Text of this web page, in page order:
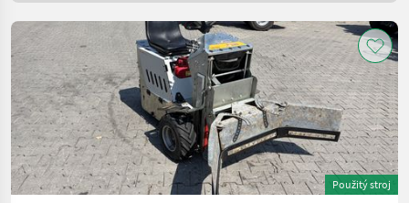
Použitý stroj